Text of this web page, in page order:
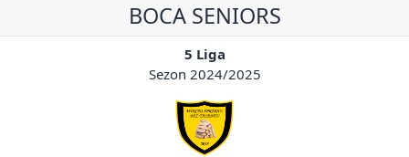
BOCA SENIORS
5 Liga
Sezon 2024/2025